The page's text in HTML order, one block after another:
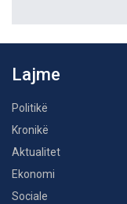
Lajme
Politikë
Kronikë
Aktualitet
Ekonomi
Sociale